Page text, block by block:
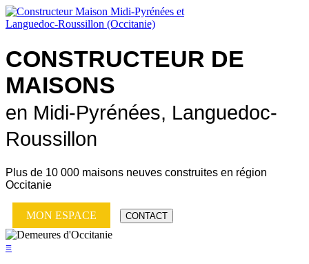
CONSTRUCTEUR DE
MAISONS
en Midi-Pyrénées, Languedoc-
Roussillon
Plus de 10 000 maisons neuves construites en région
Occitanie
MON ESPACE CONTACT
≡